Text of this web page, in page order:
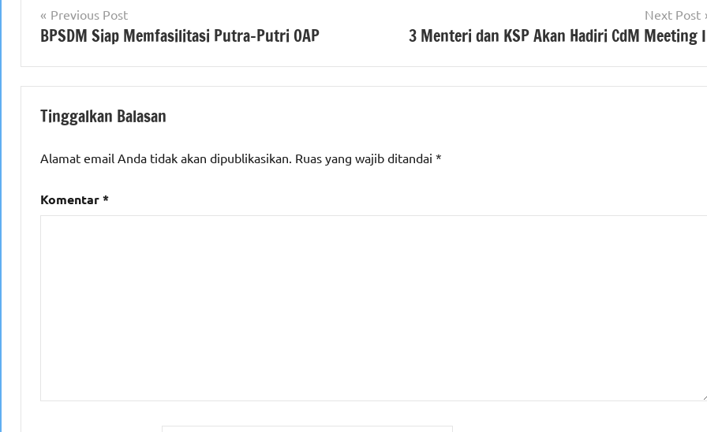
Navigasi
pos
Previous Post
BPSDM Siap Memfasilitasi Putra-Putri OAP
Next Post
3 Menteri dan KSP Akan Hadiri CdM Meeting
Tinggalkan Balasan
Alamat email Anda tidak akan dipublikasikan. Ruas yang wajib ditandai *
Komentar*